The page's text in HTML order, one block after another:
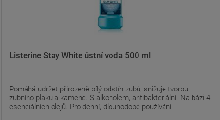
Listerine Stay White ústní voda 500 ml
Pomáhá udržet přirozeně bílý odstín zubů, snižuje tvorbu
zubního plaku a kamene. S alkoholem, antibakteriální. Na bázi 4
esenciálních olejů. Pro denní, dlouhodobé používání